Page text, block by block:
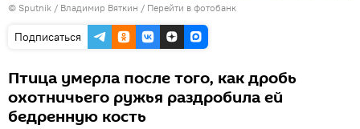
© Sputnik / Владимир Вяткин / Перейти в фотобанк
Подписаться
Птица умерла после того, как дробь
охотничьего ружья раздробила ей
бедренную кость